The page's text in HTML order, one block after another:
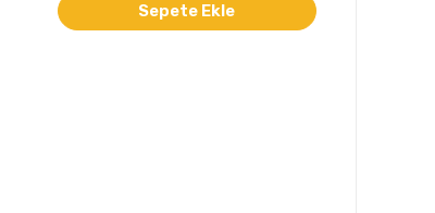
Sepete Ekle